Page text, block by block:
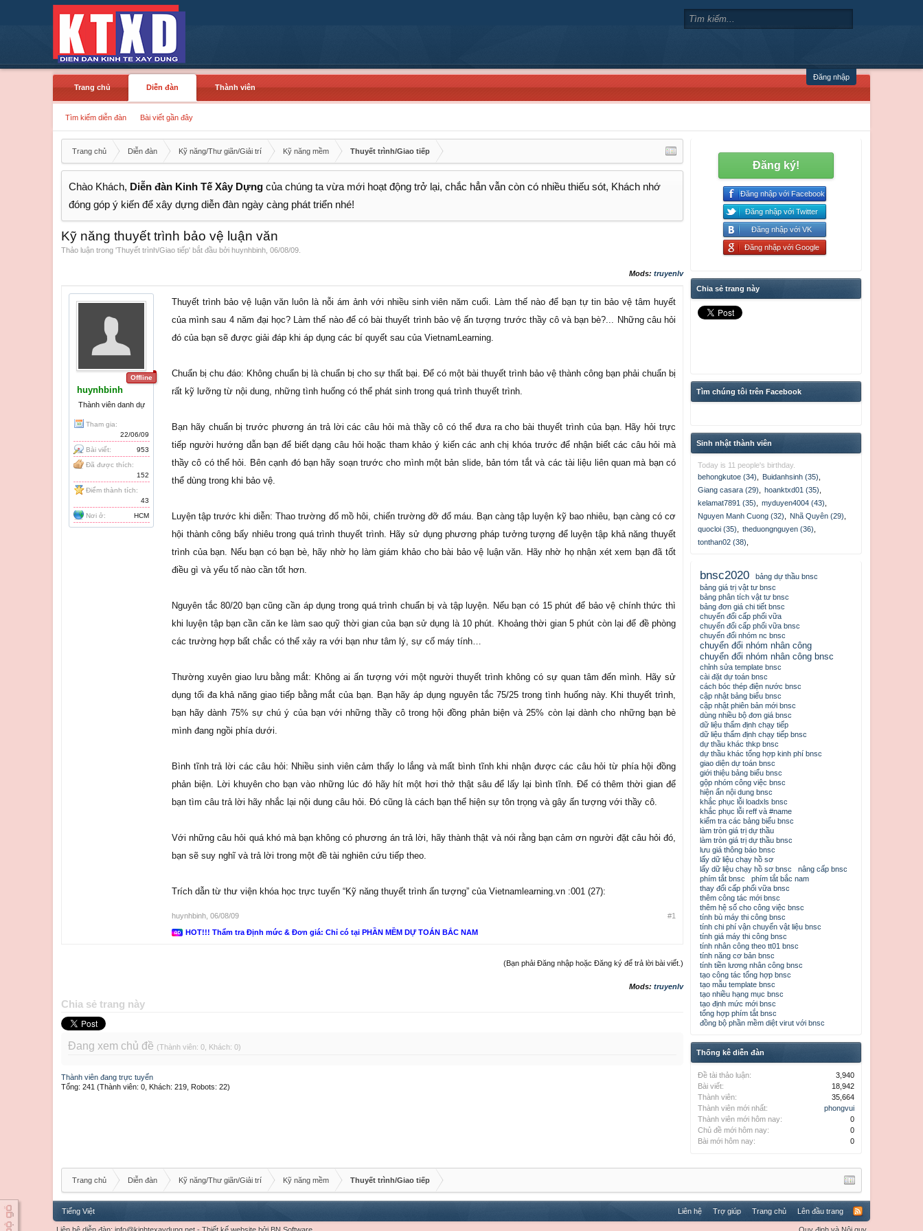
Đăng nhập
Trang chủ
Diễn đàn
Tìm kiếm diễn đàn Bài viết gần đây
Thành viên
Trang chủ Diễn đàn Kỹ năng/Thư giãn/Giải trí Kỹ năng mềm Thuyết trình/Giao tiếp
Chào Khách, Diễn đàn Kinh Tế Xây Dựng của chúng ta vừa mới hoạt động trở lại, chắc hẳn vẫn còn có nhiều thiếu sót, Khách nhớ
đóng góp ý kiến để xây dựng diễn đàn ngày càng phát triển nhé!
Kỹ năng thuyết trình bảo vệ luận văn
Thảo luận trong 'Thuyết trình/Giao tiếp' bắt đầu bởi huynhbinh 06/08/09
Mods: truyenlv
Offline
huynhbinh
Thành viên danh dự
Tham gia:
22/06/09
Bài viết:
953
Đã được thích:
152
Điểm thành tích:
43
Nơi ở:
HCM
Thuyết trình bảo vệ luận văn luôn là nỗi ám ảnh với nhiều sinh viên năm cuối. Làm thế nào để bạn tự tin bảo vệ tâm huyết
của mình sau 4 năm đại học? Làm thế nào để có bài thuyết trình bảo vệ ấn tượng trước thầy cô và bạn bè?... Những câu hỏi
đó của bạn sẽ được giải đáp khi áp dụng các bí quyết sau của VietnamLearning.
Chuẩn bị chu đáo: Không chuẩn bị là chuẩn bị cho sự thất bại. Để có một bài thuyết trình bảo vệ thành công bạn phải chuẩn bị
rất kỹ lưỡng từ nội dung, những tình huống có thể phát sinh trong quá trình thuyết trình.
Bạn hãy chuẩn bị trước phương án trả lời các câu hỏi mà thầy cô có thể đưa ra cho bài thuyết trình của bạn. Hãy hỏi trực
tiếp người hướng dẫn bạn để biết dạng câu hỏi hoặc tham khảo ý kiến các anh chị khóa trước để nhận biết các câu hỏi mà
thầy cô có thể hỏi. Bên cạnh đó bạn hãy soạn trước cho mình một bản slide, bản tóm tắt và các tài liệu liên quan mà bạn có
thể dùng trong khi bảo vệ.
Luyện tập trước khi diễn: Thao trường đổ mồ hôi, chiến trường đỡ đổ máu. Bạn càng tập luyện kỹ bao nhiêu, bạn càng có cơ
hội thành công bấy nhiêu trong quá trình thuyết trình. Hãy sử dụng phương pháp tưởng tượng để luyện tập khả năng thuyết
trình của bạn. Nếu bạn có bạn bè, hãy nhờ họ làm giám khảo cho bài bảo vệ luận văn. Hãy nhờ họ nhận xét xem bạn đã tốt
điều gì và yếu tố nào cần tốt hơn.
Nguyên tắc 80/20 bạn cũng cần áp dụng trong quá trình chuẩn bị và tập luyện. Nếu bạn có 15 phút để bảo vệ chính thức thì
khi luyện tập bạn cần căn ke làm sao quỹ thời gian của bạn sử dụng là 10 phút. Khoảng thời gian 5 phút còn lại để đề phòng
các trường hợp bất chắc có thể xảy ra với bạn như tâm lý, sự cố máy tính…
Thường xuyên giao lưu bằng mắt: Không ai ấn tượng với một người thuyết trình không có sự quan tâm đến mình. Hãy sử
dụng tối đa khả năng giao tiếp bằng mắt của bạn. Bạn hãy áp dụng nguyên tắc 75/25 trong tình huống này. Khi thuyết trình,
bạn hãy dành 75% sự chú ý của bạn với những thầy cô trong hội đồng phản biện và 25% còn lại dành cho những bạn bè
mình đang ngồi phía dưới.
Bình tĩnh trả lời các câu hỏi: Nhiều sinh viên cảm thấy lo lắng và mất bình tĩnh khi nhận được các câu hỏi từ phía hội đồng
phản biện. Lời khuyên cho bạn vào những lúc đó hãy hít một hơi thở thật sâu để lấy lại bình tĩnh. Để có thêm thời gian để
bạn tìm câu trả lời hãy nhắc lại nội dung câu hỏi. Đó cũng là cách bạn thể hiện sự tôn trọng và gây ấn tượng với thầy cô.
Với những câu hỏi quá khó mà bạn không có phương án trả lời, hãy thành thật và nói rằng bạn cảm ơn người đặt câu hỏi đó,
bạn sẽ suy nghĩ và trả lời trong một đề tài nghiên cứu tiếp theo.
Trích dẫn từ thư viện khóa học trực tuyến “Kỹ năng thuyết trình ấn tượng” của Vietnamlearning.vn :001 (27):
huynhbinh 06/08/09
#1
HOT!!! Thẩm tra Định mức & Đơn giá: Chỉ có tại PHẦN MỀM DỰ TOÁN BẮC NAM
(Bạn phải Đăng nhập hoặc Đăng ký để trả lời bài viết.)
Mods: truyenlv
Chia sẻ trang này
Đang xem chủ đề (Thành viên: 0, Khách: 0)
Thành viên đang trực tuyến
Tổng: 241 (Thành viên: 0, Khách: 219, Robots: 22)
Đăng ký!
Đăng nhập với Facebook
Đăng nhập với Twitter
Đăng nhập với VK
Đăng nhập với Google
Chia sẻ trang này
Tìm chúng tôi trên Facebook
Sinh nhật thành viên
Today is 11 people's birthday.
behongkutoe (34)
Buidanhsinh (35)
Giang casara (29)
hoanktxd01 (35)
kelamat7891 (35)
myduyen4004 (43)
Nguyen Manh Cuong (32)
Nhã Quyên (29)
quocloi (35)
theduongnguyen (36)
tonthan02 (38)
bnsc2020
bảng dự thầu bnsc
bảng giá trị vật tư bnsc
bảng phân tích vật tư bnsc
bảng đơn giá chi tiết bnsc
chuyển đổi cấp phối vữa
chuyển đổi cấp phối vữa bnsc
chuyển đổi nhóm nc bnsc
chuyển đổi nhóm nhân công
chuyển đổi nhóm nhân công bnsc
chỉnh sửa template bnsc
cài đặt dự toán bnsc
cách bóc thép điện nước bnsc
cập nhật bảng biểu bnsc
cập nhật phiên bản mới bnsc
dùng nhiều bộ đơn giá bnsc
dữ liệu thẩm định chạy tiếp
dữ liệu thẩm định chạy tiếp bnsc
dự thầu khác thkp bnsc
dự thầu khác tổng hợp kinh phí bnsc
giao diện dự toán bnsc
giới thiệu bảng biểu bnsc
gộp nhóm công việc bnsc
hiện ẩn nội dung bnsc
khắc phục lỗi loadxls bnsc
khắc phục lỗi reff và #name
kiểm tra các bảng biểu bnsc
làm tròn giá trị dự thầu
làm tròn giá trị dự thầu bnsc
lưu giá thông báo bnsc
lấy dữ liệu chạy hồ sơ
lấy dữ liệu chạy hồ sơ bnsc
nâng cấp bnsc
phím tắt bnsc
phím tắt bắc nam
thay đổi cấp phối vữa bnsc
thêm công tác mới bnsc
thêm hệ số cho công việc bnsc
tính bù máy thi công bnsc
tính chi phí vận chuyển vật liệu bnsc
tính giá máy thi công bnsc
tính nhân công theo tt01 bnsc
tính năng cơ bản bnsc
tính tiền lương nhân công bnsc
tạo công tác tổng hợp bnsc
tạo mẫu template bnsc
tạo nhiều hạng mục bnsc
tạo định mức mới bnsc
tổng hợp phím tắt bnsc
đồng bộ phần mềm diệt virut với bnsc
Thống kê diễn đàn
Đề tài thảo luận:
3,940
Bài viết:
18,942
Thành viên:
35,664
Thành viên mới nhất:
phongvui
Thành viên mới hôm nay:
0
Chủ đề mới hôm nay:
0
Bài mới hôm nay:
0
Trang chủ Diễn đàn Kỹ năng/Thư giãn/Giải trí Kỹ năng mềm Thuyết trình/Giao tiếp
Tiếng Việt Liên hệ Trợ giúp Trang chủ Lên đầu trang